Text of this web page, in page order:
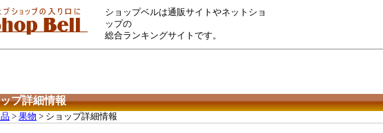
ショップベルは通販サイトやネットショ
ップの
総合ランキングサイトです。
プ詳細情報
> 果物 > ショップ詳細情報